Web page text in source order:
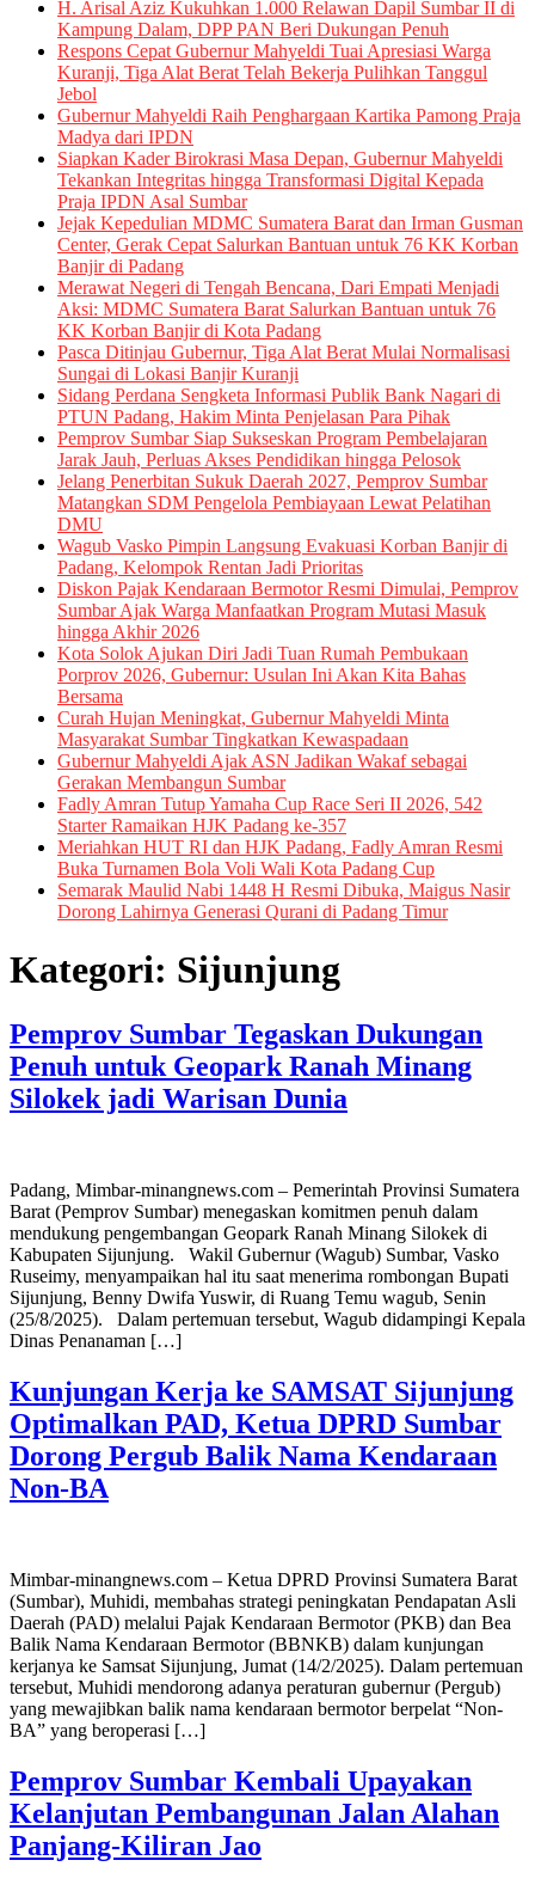
H. Arisal Aziz Kukuhkan 1.000 Relawan Dapil Sumbar II di
Kampung Dalam, DPP PAN Beri Dukungan Penuh
Respons Cepat Gubernur Mahyeldi Tuai Apresiasi Warga
Kuranji, Tiga Alat Berat Telah Bekerja Pulihkan Tanggul
Jebol
Gubernur Mahyeldi Raih Penghargaan Kartika Pamong Praja
Madya dari IPDN
Siapkan Kader Birokrasi Masa Depan, Gubernur Mahyeldi
Tekankan Integritas hingga Transformasi Digital Kepada
Praja IPDN Asal Sumbar
Jejak Kepedulian MDMC Sumatera Barat dan Irman Gusman
Center, Gerak Cepat Salurkan Bantuan untuk 76 KK Korban
Banjir di Padang
Merawat Negeri di Tengah Bencana, Dari Empati Menjadi
Aksi: MDMC Sumatera Barat Salurkan Bantuan untuk 76
KK Korban Banjir di Kota Padang
Pasca Ditinjau Gubernur, Tiga Alat Berat Mulai Normalisasi
Sungai di Lokasi Banjir Kuranji
Sidang Perdana Sengketa Informasi Publik Bank Nagari di
PTUN Padang, Hakim Minta Penjelasan Para Pihak
Pemprov Sumbar Siap Sukseskan Program Pembelajaran
Jarak Jauh, Perluas Akses Pendidikan hingga Pelosok
Jelang Penerbitan Sukuk Daerah 2027, Pemprov Sumbar
Matangkan SDM Pengelola Pembiayaan Lewat Pelatihan
DMU
Wagub Vasko Pimpin Langsung Evakuasi Korban Banjir di
Padang, Kelompok Rentan Jadi Prioritas
Diskon Pajak Kendaraan Bermotor Resmi Dimulai, Pemprov
Sumbar Ajak Warga Manfaatkan Program Mutasi Masuk
hingga Akhir 2026
Kota Solok Ajukan Diri Jadi Tuan Rumah Pembukaan
Porprov 2026, Gubernur: Usulan Ini Akan Kita Bahas
Bersama
Curah Hujan Meningkat, Gubernur Mahyeldi Minta
Masyarakat Sumbar Tingkatkan Kewaspadaan
Gubernur Mahyeldi Ajak ASN Jadikan Wakaf sebagai
Gerakan Membangun Sumbar
Fadly Amran Tutup Yamaha Cup Race Seri II 2026, 542
Starter Ramaikan HJK Padang ke-357
Meriahkan HUT RI dan HJK Padang, Fadly Amran Resmi
Buka Turnamen Bola Voli Wali Kota Padang Cup
Semarak Maulid Nabi 1448 H Resmi Dibuka, Maigus Nasir
Dorong Lahirnya Generasi Qurani di Padang Timur
Kategori: Sijunjung
Pemprov Sumbar Tegaskan Dukungan
Penuh untuk Geopark Ranah Minang
Silokek jadi Warisan Dunia
Padang, Mimbar-minangnews.com – Pemerintah Provinsi Sumatera
Barat (Pemprov Sumbar) menegaskan komitmen penuh dalam
mendukung pengembangan Geopark Ranah Minang Silokek di
Kabupaten Sijunjung. Wakil Gubernur (Wagub) Sumbar, Vasko
Ruseimy, menyampaikan hal itu saat menerima rombongan Bupati
Sijunjung, Benny Dwifa Yuswir, di Ruang Temu wagub, Senin
(25/8/2025). Dalam pertemuan tersebut, Wagub didampingi Kepala
Dinas Penanaman […]
Kunjungan Kerja ke SAMSAT Sijunjung
Optimalkan PAD, Ketua DPRD Sumbar
Dorong Pergub Balik Nama Kendaraan
Non-BA
Mimbar-minangnews.com – Ketua DPRD Provinsi Sumatera Barat
(Sumbar), Muhidi, membahas strategi peningkatan Pendapatan Asli
Daerah (PAD) melalui Pajak Kendaraan Bermotor (PKB) dan Bea
Balik Nama Kendaraan Bermotor (BBNKB) dalam kunjungan
kerjanya ke Samsat Sijunjung, Jumat (14/2/2025). Dalam pertemuan
tersebut, Muhidi mendorong adanya peraturan gubernur (Pergub)
yang mewajibkan balik nama kendaraan bermotor berpelat “Non-
BA” yang beroperasi […]
Pemprov Sumbar Kembali Upayakan
Kelanjutan Pembangunan Jalan Alahan
Panjang-Kiliran Jao